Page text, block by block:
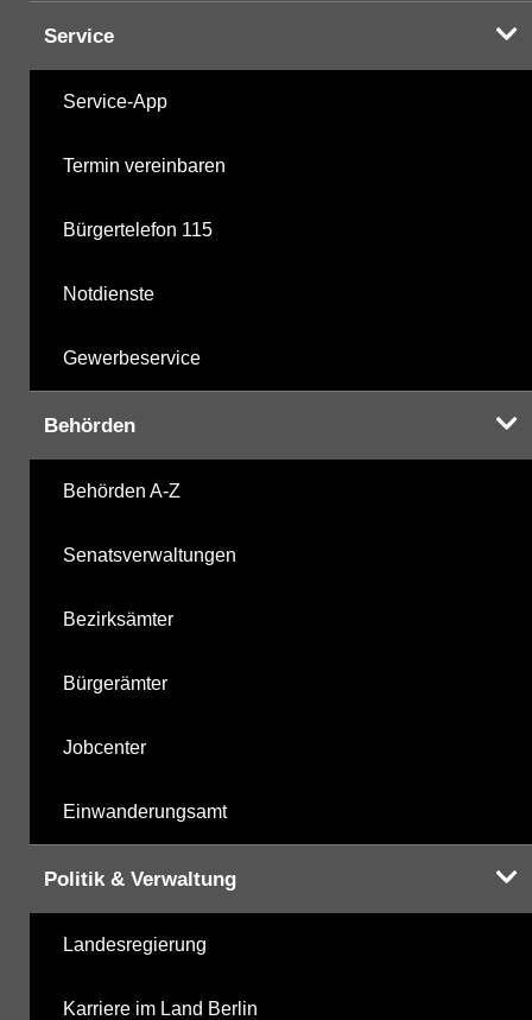
Service
Service-App
Termin vereinbaren
Bürgertelefon 115
Notdienste
Gewerbeservice
Behörden
Behörden A-Z
Senatsverwaltungen
Bezirksämter
Bürgerämter
Jobcenter
Einwanderungsamt
Politik & Verwaltung
Landesregierung
Karriere im Land Berlin